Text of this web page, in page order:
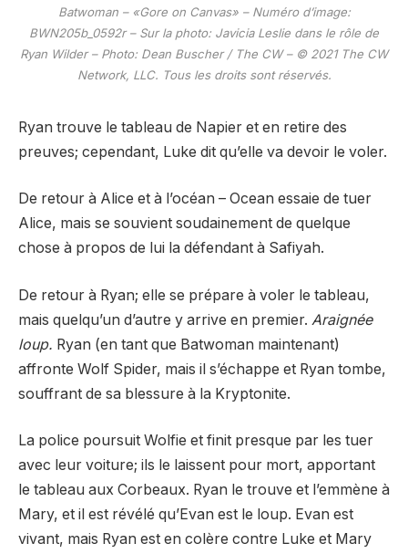
Batwoman – «Gore on Canvas» – Numéro d’image:
BWN205b_0592r – Sur la photo: Javicia Leslie dans le rôle de
Ryan Wilder – Photo: Dean Buscher / The CW – © 2021 The CW
Network, LLC. Tous les droits sont réservés.
Ryan trouve le tableau de Napier et en retire des
preuves; cependant, Luke dit qu’elle va devoir le voler.
De retour à Alice et à l’océan – Ocean essaie de tuer
Alice, mais se souvient soudainement de quelque
chose à propos de lui la défendant à Safiyah.
De retour à Ryan; elle se prépare à voler le tableau,
mais quelqu’un d’autre y arrive en premier. Araignée
loup. Ryan (en tant que Batwoman maintenant)
affronte Wolf Spider, mais il s’échappe et Ryan tombe,
souffrant de sa blessure à la Kryptonite.
La police poursuit Wolfie et finit presque par les tuer
avec leur voiture; ils le laissent pour mort, apportant
le tableau aux Corbeaux. Ryan le trouve et l’emmène à
Mary, et il est révélé qu’Evan est le loup. Evan est
vivant, mais Ryan est en colère contre Luke et Mary